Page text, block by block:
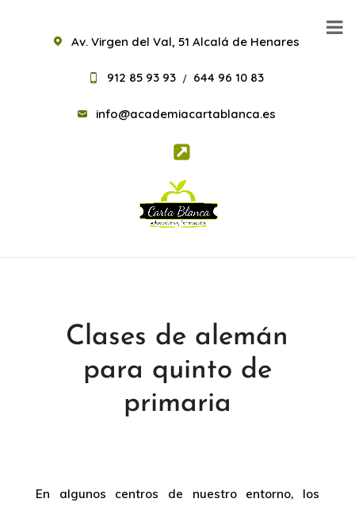
Av. Virgen del Val, 51 Alcalá de Henares
912 85 93 93 / 644 96 10 83
info@academiacartablanca.es
Clases de alemán
para quinto de
primaria
En algunos centros de nuestro entorno, los